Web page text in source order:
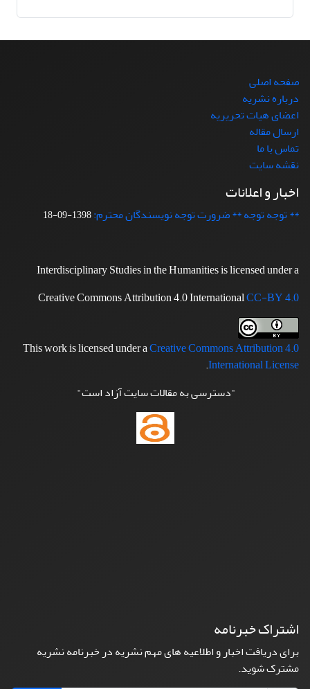
صفحه اصلی
درباره نشریه
اعضای هیات تحریریه
ارسال مقاله
تماس با ما
نقشه سایت
اخبار و اعلانات
** توجه توجه ** ضرورت توجه نویسندگان محترم:1398-09-18
Interdisciplinary Studies in the Humanities is licensed under a
Creative Commons Attribution 4.0 InternationalCC-BY 4.0
This work is licensed under aCreative Commons Attribution 4.0
International License
.
"دسترسی به مقالات سایت آزاد است"
اشتراک خبرنامه
برای دریافت اخبار و اطلاعیه های مهم نشریه در خبرنامه نشریه
مشترک شوید.